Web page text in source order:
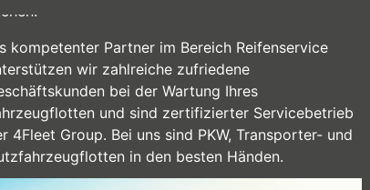
kompetenter Partner im Bereich Reifenservice
wir zahlreiche zufriedene
bei der Wartung Ihres
und sind zertifizierter Servicebetrieb
4Fleet Group. Bei uns sind PKW, Transporter- und
in den besten Händen.